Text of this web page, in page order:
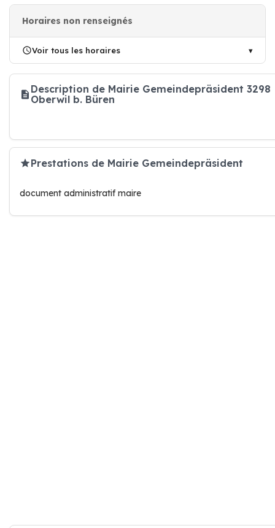
Horaires non renseignés
Voir tous les horaires
Description de Mairie Gemeindepräsident 3298
Oberwil b. Büren
Prestations de Mairie Gemeindepräsident
document administratif maire